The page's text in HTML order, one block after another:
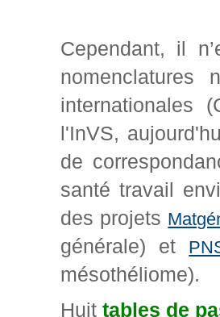
Cependant, il
nomenclatures
internationales
l'InVS,
de
santé travail
des projets
générale) et
mésothéliome).
Huit tables de